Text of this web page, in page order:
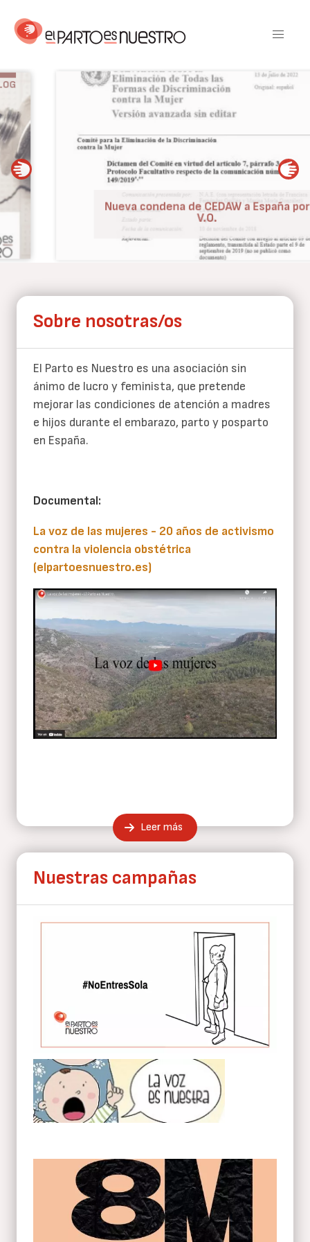
contenido
Nueva condena de CEDAW a España por
BLOG
Sobre nosotras/os
El Parto es Nuestro es una asociación sin
ánimo de lucro y feminista, que pretende
mejorar las condiciones de atención a madres
e hijos durante el embarazo, parto y posparto
en España.
Documental:
La voz de las mujeres - 20 años de activismo
contra la violencia obstétrica
(elpartoesnuestro.es)
Leer más
Nuestras campañas